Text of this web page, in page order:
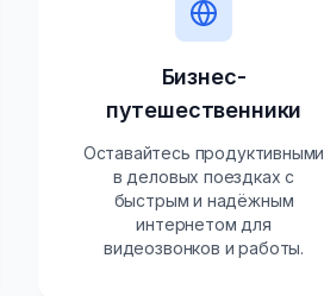
Бизнес-
путешественники
Оставайтесь продуктивными
в деловых поездках с
быстрым и надёжным
интернетом для
видеозвонков и работы.